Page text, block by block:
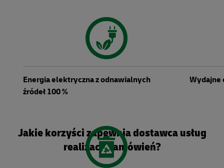
Energia elektryczna z odnawialnych
źródeł 100 %
Wydajne
Jakie korzyści zapewnia dostawca usług
realizacji zamówień?